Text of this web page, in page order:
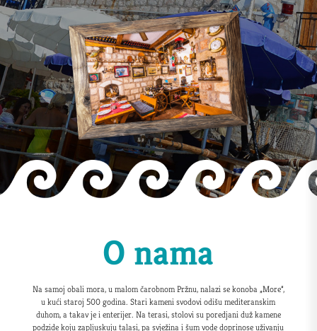
O nama
Na samoj obali mora, u malom čarobnom Pržnu, nalazi se konoba „More“,
u kući staroj 500 godina. Stari kameni svodovi odišu mediteranskim
duhom, a takav je i enterijer. Na terasi, stolovi su poredjani duž kamene
podzide koju zapljuskuju talasi, pa svježina i šum vode doprinose uživanju